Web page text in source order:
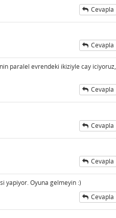
Cevapla
Cevapla
paralel evrendeki ikiziyle cay iciyoruz,
Cevapla
Cevapla
Cevapla
yapiyor. Oyuna gelmeyin :)
Cevapla